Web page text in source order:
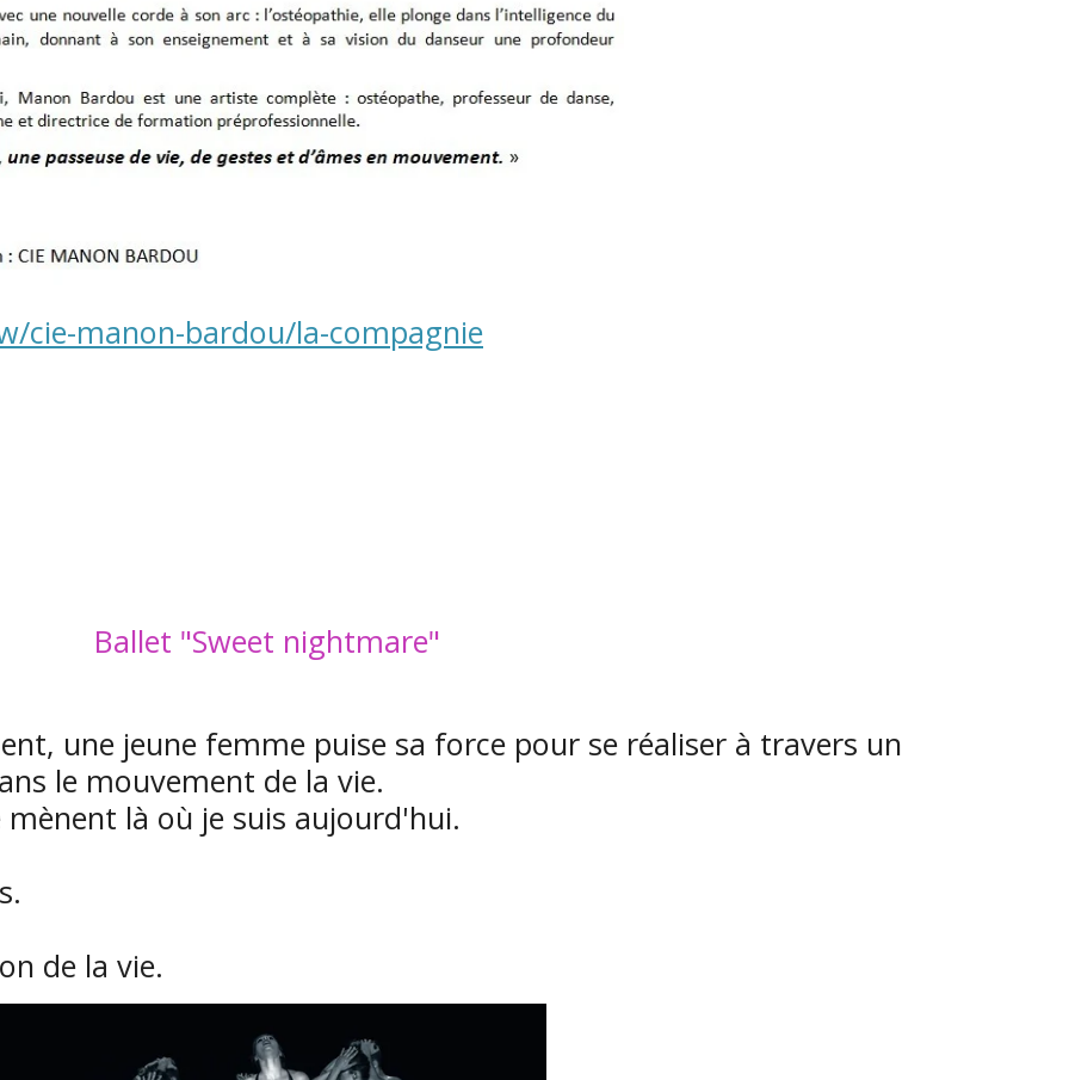
cie-manon-bardou/la-compagnie
Ballet "Sweet nightmare"
une jeune femme puise sa force pour se réaliser à travers un
le mouvement de la vie.
là où je suis aujourd'hui.
de la vie.